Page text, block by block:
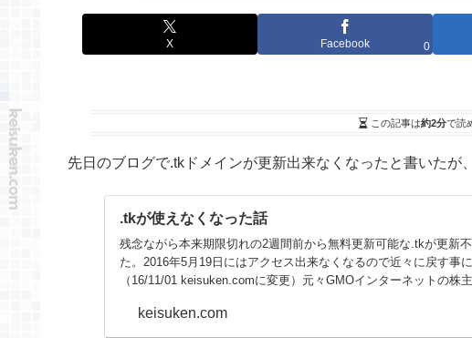
X Facebook 0
この記事は約2分で読
先日のブログで.tkドメインが更新出来なくなったと書いたが
.tkが使えなくなった話
残念ながら本来期限切れの2週間前から無料更新可能な.tkが更新
た。2016年5月19日にはアクセス出来なくなるので近々に戻す事に
（16/11/01 keisuken.comに変更）元々GMOインターネットの株
keisuken.com